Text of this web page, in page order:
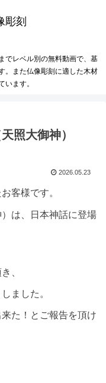
彫刻
でレベル別の無料動画で、基
。また仏像彫刻に適した木材
います。
照大御神）
2026.05.23
客様です。
は、日本神話に登場
、
ました。
た！とご報告を頂け